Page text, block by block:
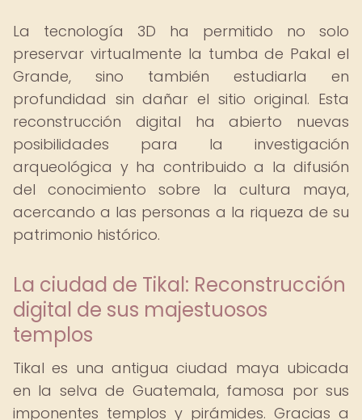
La tecnología 3D ha permitido no solo
preservar virtualmente la tumba de Pakal el
Grande, sino también estudiarla en
profundidad sin dañar el sitio original. Esta
reconstrucción digital ha abierto nuevas
posibilidades para la investigación
arqueológica y ha contribuido a la difusión
del conocimiento sobre la cultura maya,
acercando a las personas a la riqueza de su
patrimonio histórico.
La ciudad de Tikal: Reconstrucción
digital de sus majestuosos
templos
Tikal es una antigua ciudad maya ubicada
en la selva de Guatemala, famosa por sus
imponentes templos y pirámides. Gracias a